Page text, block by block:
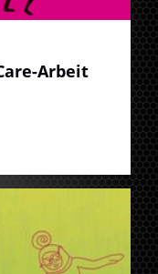
Arbeit